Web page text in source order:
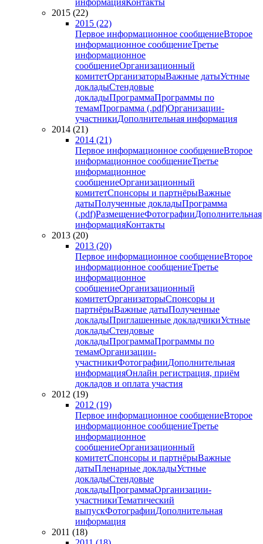
информацияКонтакты
2015 (22)
2015 (22)
Первое информационное сообщениеВторое
информационное сообщениеТретье
информационное
сообщениеОрганизационный
комитетОрганизаторыВажные датыУстные
докладыСтендовые
докладыПрограммаПрограммы по
темамПрограмма (.pdf)Организации-
участникиДополнительная информация
2014 (21)
2014 (21)
Первое информационное сообщениеВторое
информационное сообщениеТретье
информационное
сообщениеОрганизационный
комитетСпонсоры и партнёрыВажные
датыПолученные докладыПрограмма
(.pdf)РазмещениеФотографииДополнительная
информацияКонтакты
2013 (20)
2013 (20)
Первое информационное сообщениеВторое
информационное сообщениеТретье
информационное
сообщениеОрганизационный
комитетОрганизаторыСпонсоры и
партнёрыВажные датыПолученные
докладыПриглашенные докладчикиУстные
докладыСтендовые
докладыПрограммаПрограммы по
темамОрганизации-
участникиФотографииДополнительная
информацияОнлайн регистрация, приём
докладов и оплата участия
2012 (19)
2012 (19)
Первое информационное сообщениеВторое
информационное сообщениеТретье
информационное
сообщениеОрганизационный
комитетСпонсоры и партнёрыВажные
датыПленарные докладыУстные
докладыСтендовые
докладыПрограммаОрганизации-
участникиТематический
выпускФотографииДополнительная
информация
2011 (18)